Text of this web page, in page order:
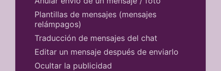
Plantillas de mensajes (mensajes
relámpagos)
Traducción de mensajes del chat
Editar un mensaje después de enviarlo
Ocultar la publicidad